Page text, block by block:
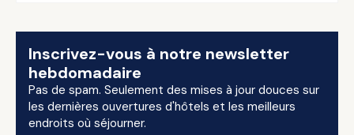
Inscrivez-vous à notre newsletter
hebdomadaire
Pas de spam. Seulement des mises à jour douces sur
les dernières ouvertures d'hôtels et les meilleurs
endroits où séjourner.